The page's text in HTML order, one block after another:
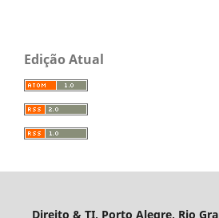
Edição Atual
Direito & TI, Porto Alegre, Rio